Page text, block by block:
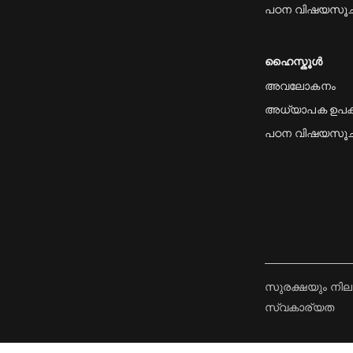
പഠന
ഹൈസ്കൂൾ
അവലോകനം
അധ്യാപക
പഠന
സുരക്ഷയും
സ്വകാര്യത